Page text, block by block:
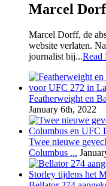
Marcel
Marcel Dorff, de
website verlaten.
journalist bij...Read
Featherweight en
January 6th, 2022
Twee nieuwe
Columbus ...